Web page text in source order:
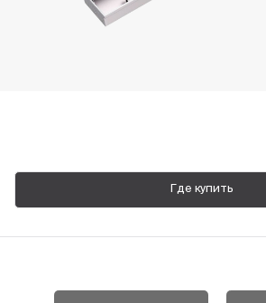
Пн-Пт, 9:00—18:00
Где купить